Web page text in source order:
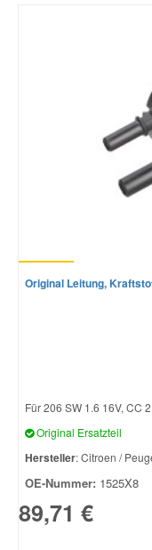
Original Leitung,
Für 206 SW 1.6 16V, CC
Original Ersatzteil
Hersteller: Citroen /
OE-Nummer: 1525X8
89,71 €
Mitsubishi
Nissan Ersatzteile
Seat Ersatzteile